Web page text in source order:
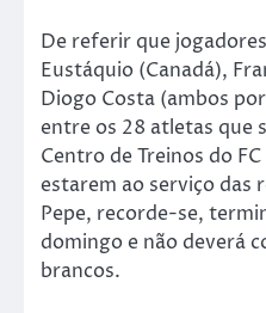
De referir que
Eustáquio (Canadá),
Diogo Costa (ambos
entre os 28 atletas que
Centro de Treinos do
estarem ao serviço das
Pepe, recorde-se,
domingo e não deverá
brancos.